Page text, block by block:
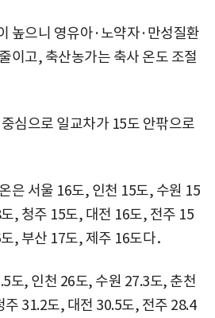
높으니 영유아·노약자·만성질환
이고, 축산농가는 축사 온도 조절
심으로 일교차가 15도 안팎으로
은 서울 16도, 인천 15도, 수원 15
, 청주 15도, 대전 16도, 전주 15
, 부산 17도, 제주 16도다．
도, 인천 26도, 수원 27.3도, 춘천
31.2도, 대전 30.5도, 전주 28.4